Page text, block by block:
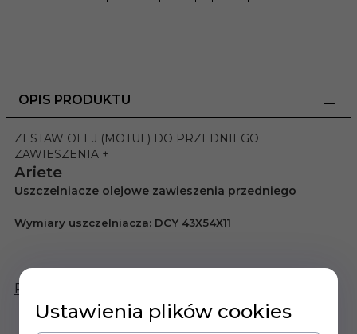
OPIS PRODUKTU
ZESTAW OLEJ (MOTUL) DO PRZEDNIEGO
ZAWIESZENIA +
Ariete
Uszczelniacze olejowe zawieszenia przedniego
Wymiary uszczelniacza: DCY 43X54X11
Pasuje do:
Ustawienia plików cookies